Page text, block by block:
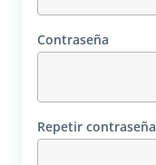
Contraseña
Repetir contraseña